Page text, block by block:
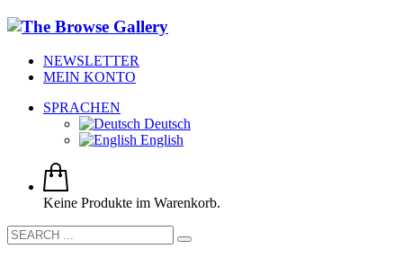
NEWSLETTER
MEIN KONTO
SPRACHEN
Deutsch
English
Keine Produkte im Warenkorb.